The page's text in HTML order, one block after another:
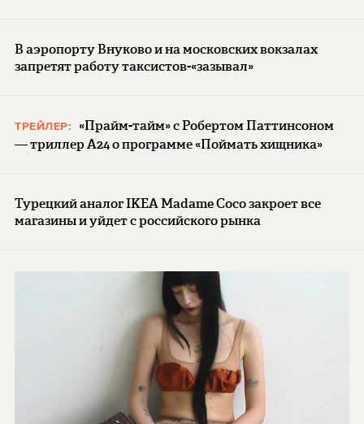
В аэропорту Внуково и на московских вокзалах
запретят работу таксистов-«зазывал»
ТРЕЙЛЕР:
«Прайм-тайм» с Робертом Паттинсоном
— триллер A24 о программе «Поймать хищника»
Турецкий аналог IKEA Madame Coco закроет все
магазины и уйдет с российского рынка